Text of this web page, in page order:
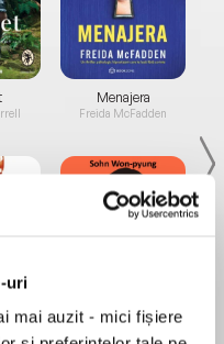
uri
mai auzit - mici fișiere
Menajera
Freida McFadden
Sohn Won-pyung